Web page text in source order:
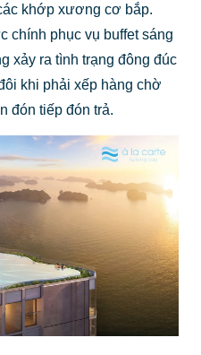
khớp xương cơ bắp.
chính phục vụ buffet sáng
xảy ra tình trạng đông đúc
khi phải xếp hàng chờ
đón tiếp đón trả.